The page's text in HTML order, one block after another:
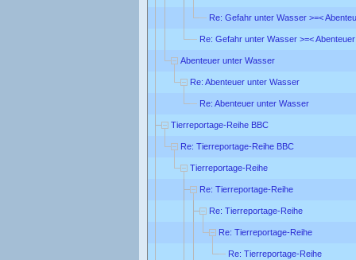
Re: Gefahr unter Wasser >=<
Re: Gefahr unter Wasser >=<
Abenteuer unter Wasser
Re: Abenteuer unter Wasser
Re: Abenteuer unter Wasser
Tierreportage-Reihe BBC
Re: Tierreportage-Reihe BBC
Tierreportage-Reihe
Re: Tierreportage-Reihe
Re: Tierreportage-Reihe
Re: Tierreportage-Reihe
Re: Tierreportage-Reihe